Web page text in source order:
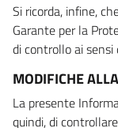
Si ricorda, infine,
Garante per la
di controllo ai sensi
MODIFICHE
La presente
quindi, di